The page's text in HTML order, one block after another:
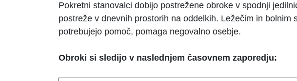
Pokretni stanovalci dobijo postrežene obroke v spodnji
postreže v dnevnih prostorih na oddelkih. Ležečim in
potrebujejo pomoč, pomaga negovalno osebje.
Obroki si sledijo v naslednjem časovnem zaporedju: